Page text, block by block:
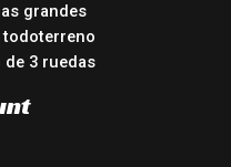
grandes
3 ruedas